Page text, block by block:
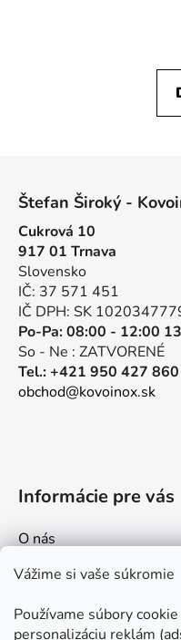
Vážime si vaše súkromie
Používame súbory
personalizáciu reklám
Štefan Široký -
Cukrová 10
917 01 Trnava
Slovensko
IČ: 37 571 451
IČ DPH: SK
Po-Pa: 08:00 - 12:00
So - Ne : ZATVORENÉ
Tel.: +421 950 427 860
obchod@kovoinox.sk
Informácie pre vás
O nás
Kontakt
Ako nakupovať